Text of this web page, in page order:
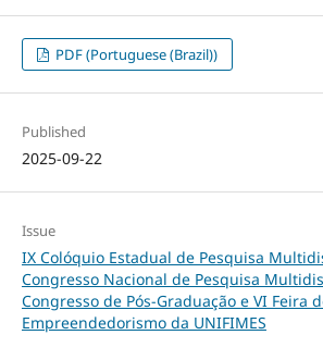
PDF (Portuguese (Brazil))
Published
2025-09-22
Issue
IX Colóquio Estadual de Pesquisa
Congresso Nacional de Pesquisa
Congresso de Pós-Graduação e VI Feira
Empreendedorismo da UNIFIMES